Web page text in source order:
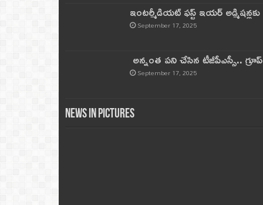
ఇంటర్మీడియట్ ఫస్ట్‌ ఇయర్‌
September 17, 2025
అన్నంత పని చేసిన టీజీపీఎస్సీ..
September 17, 2025
News in Pictures